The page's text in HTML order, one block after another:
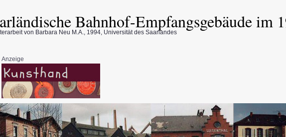
Bahnhof-Empfangsgebäude im
von Barbara Neu M.A., 1994, Universität des Saarlandes
Anzeige